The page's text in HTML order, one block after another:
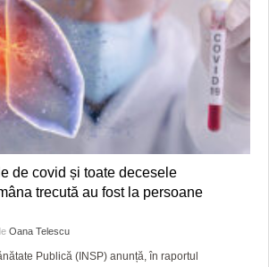
de covid și toate decesele
trecută au fost la persoane
Oana Telescu
Publică (INSP) anunță, în raportul